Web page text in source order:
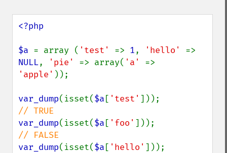
<?php
$a = array ( 'test' => 1, 'hello'
NULL, 'pie' => array( 'a'
'apple' ));
var_dump(isset($a [ 'test'
var_dump(isset($a [ 'foo'
var_dump(isset($a [ 'hello'